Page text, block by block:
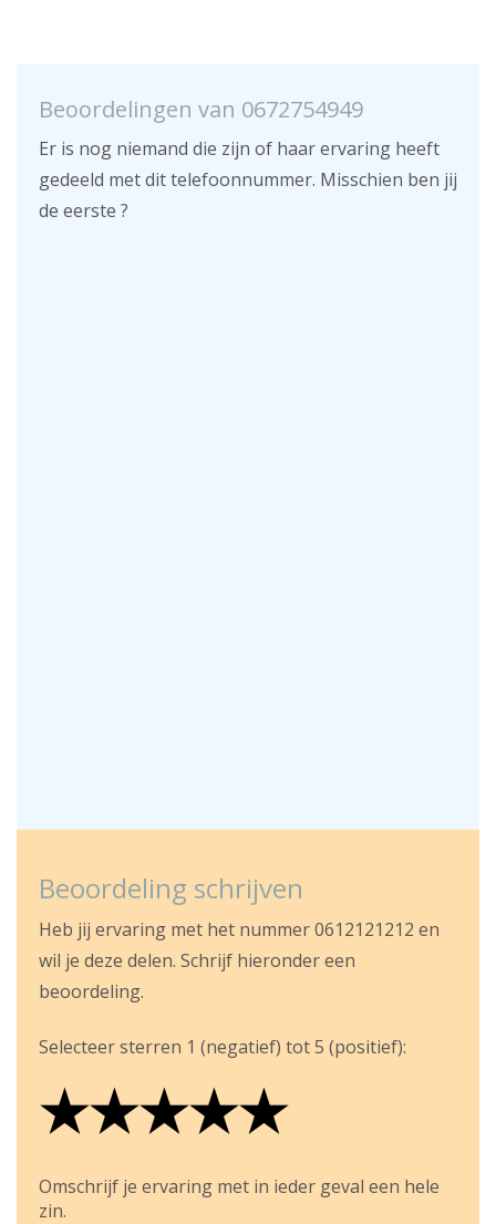
Beoordelingen van 0672754949
Er is nog niemand die zijn of haar ervaring heeft
gedeeld met dit telefoonnummer. Misschien ben jij
de eerste ?
Beoordeling schrijven
Heb jij ervaring met het nummer 0612121212 en
wil je deze delen. Schrijf hieronder een
beoordeling.
Selecteer sterren 1 (negatief) tot 5 (positief):
★
★★
★★★
★★★★
★★★★★
Omschrijf je ervaring met in ieder geval een hele
zin.